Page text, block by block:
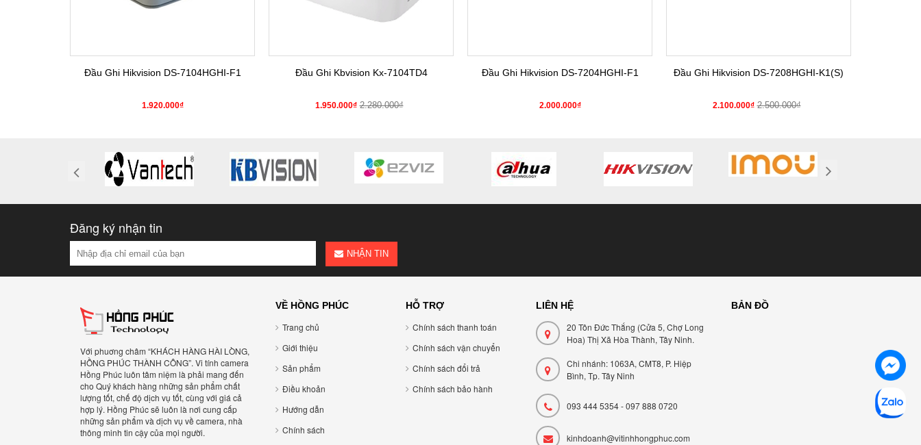
Đầu Ghi Hikvision DS-7104HGHI-F1
1.920.000₫
Đầu Ghi Kbvision Kx-7104TD4
1.950.000₫ 2.280.000₫
Đầu Ghi Hikvision DS-7204HGHI-F1
2.000.000₫
Đầu Ghi Hikvision DS-7208HGHI-K1(S)
2.100.000₫ 2.500.000₫
Đăng ký nhận tin
NHẬN TIN
Với phuơng châm “KHÁCH HÀNG HÀI LÒNG,
HỒNG PHÚC THÀNH CÔNG”. Vi tính camera
Hồng Phúc luôn tâm niệm là phải mang đến
cho Quý khách hàng những sản phẩm chất
lượng tốt, chế độ dịch vụ tốt, cùng với giá cả
hợp lý. Hồng Phúc sẽ luôn là nơi cung cấp
những sản phẩm và dịch vụ về camera, nhà
thông minh tin cậy của mọi người.
VỀ HỒNG PHÚC
Trang chủ
Giới thiệu
Sản phẩm
Điều khoản
Hướng dẫn
Chính sách
HỖ TRỢ
Chính sách thanh toán
Chính sách vận chuyển
Chính sách đổi trả
Chính sách bảo hành
LIÊN HỆ
20 Tôn Đức Thắng (Cửa 5, Chợ Long
Hoa) Thị Xã Hòa Thành, Tây Ninh.
Chi nhánh: 1063A, CMT8, P. Hiệp
Bình, Tp. Tây Ninh
093 444 5354 - 097 888 0720
kinhdoanh@vitinhhongphuc.com
BẢN ĐỒ